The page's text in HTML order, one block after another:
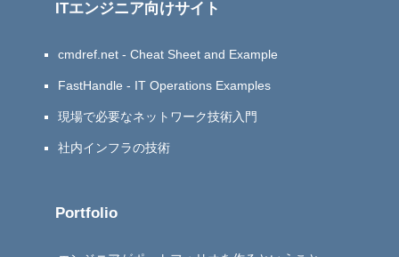
ITエンジニア向けサイト
cmdref.net - Cheat Sheet and Example
FastHandle - IT Operations Examples
現場で必要なネットワーク技術入門
社内インフラの技術
Portfolio